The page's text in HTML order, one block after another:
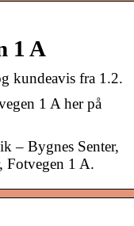
1 A
kundeavis fra 1.2.
1 A her på
– Bygnes Senter,
Fotvegen 1 A.